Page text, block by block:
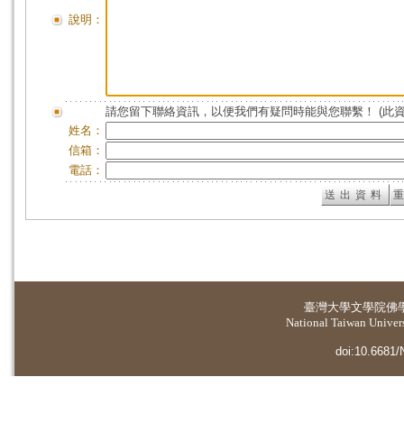
說明：
請您留下聯絡資訊，以便我們有疑問時能與您聯繫！ (此
姓名：
信箱：
電話：
臺灣大學文學院佛
National Taiwan
doi:10.6681/